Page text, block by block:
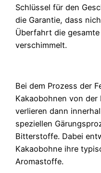
Schlüssel für den
die Garantie, dass
Überfahrt die
verschimmelt.
Bei dem Prozess der
Kakaobohnen von
verlieren dann
speziellen
Bitterstoffe. Dabei
Kakaobohne ihre
Aromastoffe.